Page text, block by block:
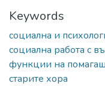
Keywords
социална и
социална работа с
функции на
старите хора